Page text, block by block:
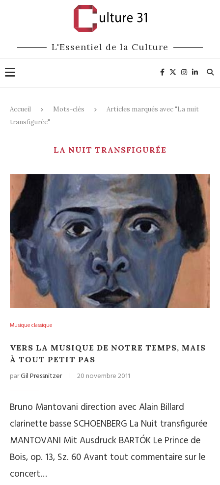
L'Essentiel de la Culture
Accueil Mots-clés
Articles marqués avec "La nuit
transfigurée"
LA NUIT TRANSFIGURÉE
Musique classique
VERS LA MUSIQUE DE NOTRE TEMPS, MAIS
À TOUT PETIT PAS
parGil Pressnitzer 20 novembre 2011
Bruno Mantovani direction avec Alain Billard
clarinette basse SCHOENBERG La Nuit transfigurée
MANTOVANI Mit Ausdruck BARTÓK Le Prince de
Bois, op. 13, Sz. 60 Avant tout commentaire sur le
concert…